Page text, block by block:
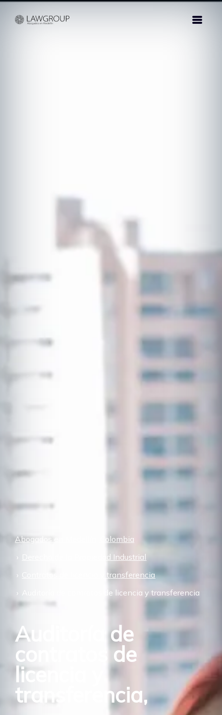
Abogados en Medellín, Colombia
Derecho de la Propiedad Industrial
Contratos de licencia y transferencia
Auditoría de contratos de licencia y transferencia
Auditoría de
contratos de
licencia y
transferencia,